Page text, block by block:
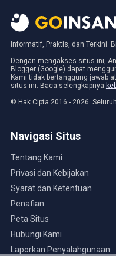
Informatif, Praktis, dan Terkini:
Dengan mengakses situs ini,
Blogger (Google) dapat
Kami tidak bertanggung jawab
situs ini. Baca selengkapnya
© Hak Cipta 2016 - 2026.
Navigasi Situs
Tentang Kami
Privasi dan Kebijakan
Syarat dan Ketentuan
Penafian
Peta Situs
Hubungi Kami
Laporkan Penyalahgunaan